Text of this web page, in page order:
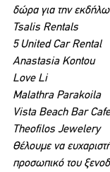
δώρα για την
Tsalis Rentals
5 United Car Rental
Anastasia Kontou
Love Li
Malathra Parakoila
Vista Beach Bar Cafe
Theofilos Jewelery
Θέλουμε να
προσωπικό του